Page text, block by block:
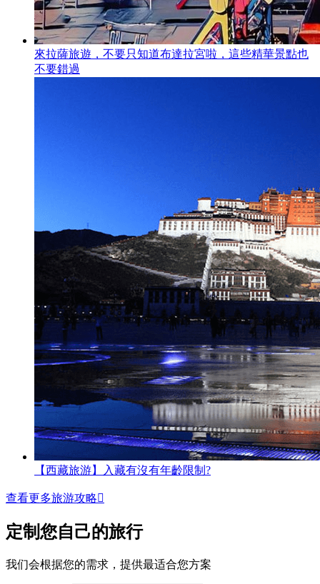
來拉薩旅遊，不要只知道布達拉宮啦，這些精華景點也
不要錯過
【西藏旅游】入藏有沒有年齡限制?
查看更多旅游攻略
定制您自己的旅行
我们会根据您的需求，提供最适合您方案